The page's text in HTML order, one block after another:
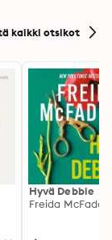
kaikki otsikot
Hyvä Debbie
Freida